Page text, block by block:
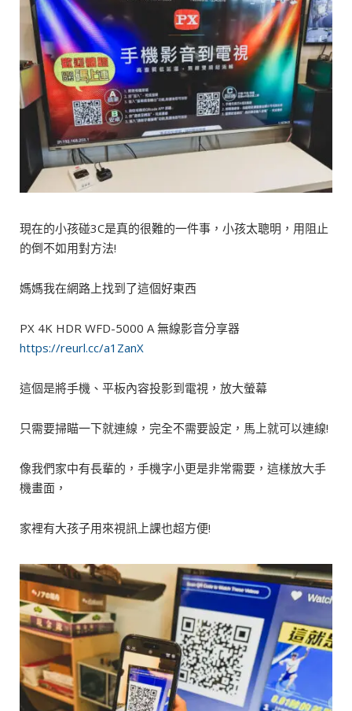
現在的小孩碰3C是真的很難的一件事，小孩太聰明，用阻止
的倒不如用對方法!
媽媽我在網路上找到了這個好東西
PX 4K HDR WFD-5000 A 無線影音分享器
https://reurl.cc/a1ZanX
這個是將手機、平板內容投影到電視，放大螢幕
只需要掃瞄一下就連線，完全不需要設定，馬上就可以連線!
像我們家中有長輩的，手機字小更是非常需要，這樣放大手
機畫面，
家裡有大孩子用來視訊上課也超方便!